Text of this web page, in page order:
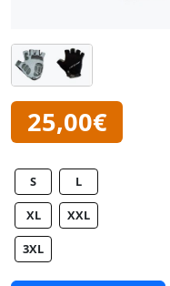
25,00€
S L
XL XXL
3XL